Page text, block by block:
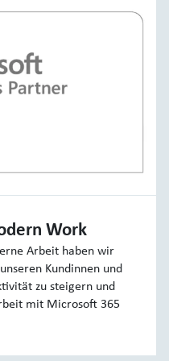
Work
Arbeit haben wir
Kundinnen und
zu steigern und
mit Microsoft 365